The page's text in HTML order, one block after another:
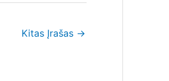
Kitas Įrašas →